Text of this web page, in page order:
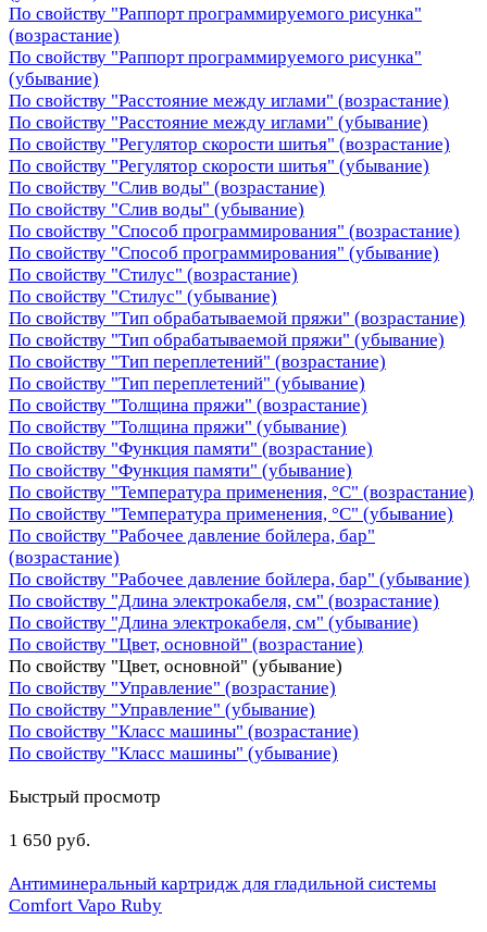
По свойству "Раппорт программируемого рисунка"
(возрастание)
По свойству "Раппорт программируемого рисунка"
(убывание)
По свойству "Расстояние между иглами" (возрастание)
По свойству "Расстояние между иглами" (убывание)
По свойству "Регулятор скорости шитья" (возрастание)
По свойству "Регулятор скорости шитья" (убывание)
По свойству "Слив воды" (возрастание)
По свойству "Слив воды" (убывание)
По свойству "Способ программирования" (возрастание)
По свойству "Способ программирования" (убывание)
По свойству "Стилус" (возрастание)
По свойству "Стилус" (убывание)
По свойству "Тип обрабатываемой пряжи" (возрастание)
По свойству "Тип обрабатываемой пряжи" (убывание)
По свойству "Тип переплетений" (возрастание)
По свойству "Тип переплетений" (убывание)
По свойству "Толщина пряжи" (возрастание)
По свойству "Толщина пряжи" (убывание)
По свойству "Функция памяти" (возрастание)
По свойству "Функция памяти" (убывание)
По свойству "Температура применения, °C" (возрастание)
По свойству "Температура применения, °C" (убывание)
По свойству "Рабочее давление бойлера, бар"
(возрастание)
По свойству "Рабочее давление бойлера, бар" (убывание)
По свойству "Длина электрокабеля, см" (возрастание)
По свойству "Длина электрокабеля, см" (убывание)
По свойству "Цвет, основной" (возрастание)
По свойству "Цвет, основной" (убывание)
По свойству "Управление" (возрастание)
По свойству "Управление" (убывание)
По свойству "Класс машины" (возрастание)
По свойству "Класс машины" (убывание)
Быстрый просмотр
1 650 руб.
Антиминеральный картридж для гладильной системы
Comfort Vapo Ruby